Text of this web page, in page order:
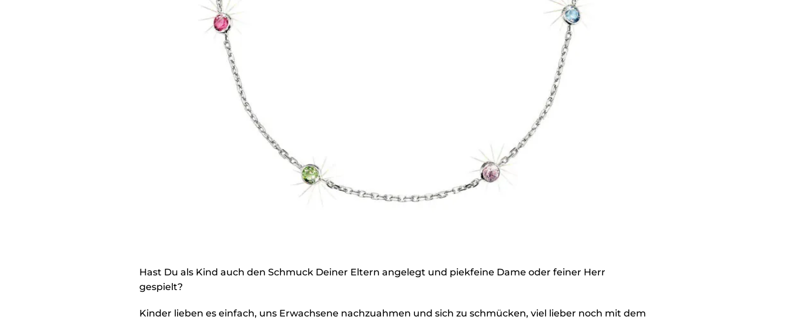
Hast Du als Kind auch den Schmuck Deiner Eltern angelegt und piekfeine Dame oder feiner Herr
gespielt?
Kinder lieben es einfach, uns Erwachsene nachzuahmen und sich zu schmücken, viel lieber noch mit dem